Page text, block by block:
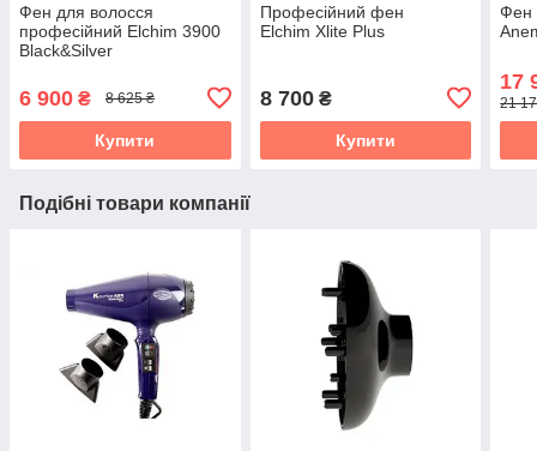
Фен для волосся
професійний Elchim 3900
Black&Silver
6 900 ₴ 8 625 ₴
Купити
Професійний фен
Elchim Xlite Plus
8 700₴
Купити
Фен
17
21
Подібні товари компанії